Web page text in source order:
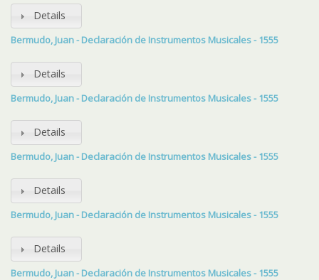
Details
Bermudo, Juan - Declaración de Instrumentos Musicales - 1555
Details
Bermudo, Juan - Declaración de Instrumentos Musicales - 1555
Details
Bermudo, Juan - Declaración de Instrumentos Musicales - 1555
Details
Bermudo, Juan - Declaración de Instrumentos Musicales - 1555
Details
Bermudo, Juan - Declaración de Instrumentos Musicales - 1555